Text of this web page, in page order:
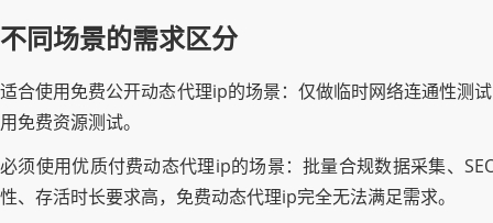
不同场景的需求区分
适合使用免费公开动态代理ip的场景：仅做临时网络连通性测
用免费资源测试。
必须使用优质付费动态代理ip的场景：批量合规数据采集、
性、存活时长要求高，免费动态代理ip完全无法满足需求。